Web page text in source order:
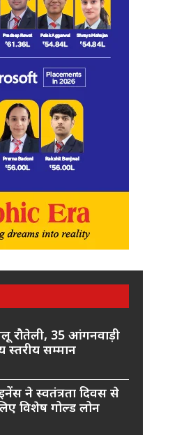
रौतेली, 35 आंगनवाड़ी
स्तरीय सम्मान
ने स्वतंत्रता दिवस से
विशेष गोल्ड लोन